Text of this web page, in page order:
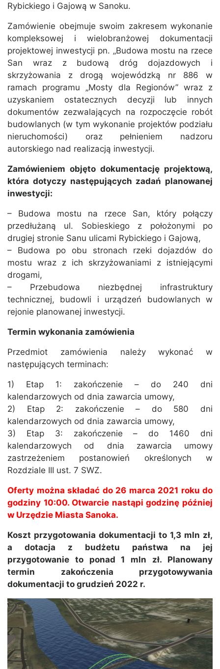
Rybickiego i Gajową w Sanoku.
Zamówienie obejmuje swoim zakresem wykonanie
kompleksowej i wielobranżowej dokumentacji
projektowej inwestycji pn. „Budowa mostu na rzece
San wraz z budową dróg dojazdowych i
skrzyżowania z drogą wojewódzką nr 886 w
ramach programu „Mosty dla Regionów” wraz z
uzyskaniem ostatecznych decyzji lub innych
dokumentów zezwalających na rozpoczęcie robót
budowlanych (w tym wykonanie projektów podziału
nieruchomości) oraz pełnieniem nadzoru
autorskiego nad realizacją inwestycji.
Zamówieniem objęto dokumentację projektową,
która dotyczy następujących zadań planowanej
inwestycji:
– Budowa mostu na rzece San, który połączy
przedłużaną ul. Sobieskiego z położonymi po
drugiej stronie Sanu ulicami Rybickiego i Gajową,
– Budowa po obu stronach rzeki dojazdów do
mostu wraz z ich skrzyżowaniami z istniejącymi
drogami,
– Przebudowa niezbędnej infrastruktury
technicznej, budowli i urządzeń budowlanych w
rejonie planowanej inwestycji.
Termin wykonania zamówienia
Przedmiot zamówienia należy wykonać w
następujących terminach:
1) Etap 1: zakończenie – do 240 dni
kalendarzowych od dnia zawarcia umowy,
2) Etap 2: zakończenie – do 580 dni
kalendarzowych od dnia zawarcia umowy,
3) Etap 3: zakończenie – do 1460 dni
kalendarzowych od dnia zawarcia umowy
zastrzeżeniem postanowień określonych w
Rozdziale III ust. 7 SWZ.
Oferty można składać do 26 marca 2021 roku do
godziny 10:00. Otwarcie nastąpi godzinę później
w Urzędzie Miasta Sanoka.
Koszt przygotowania dokumentacji to 1,3 mln zł,
a dotacja z budżetu państwa na jej
przygotowanie to ponad 1 mln zł. Planowany
termin zakończenia przygotowywania
dokumentacji to grudzień 2022 r.